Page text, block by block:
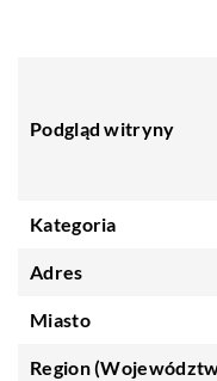
Podgląd witryny
Kategoria
Adres
Miasto
Region